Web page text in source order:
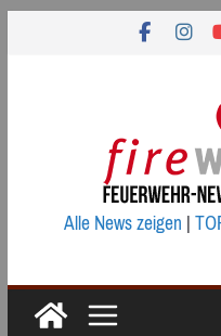
Alle News zeigen|